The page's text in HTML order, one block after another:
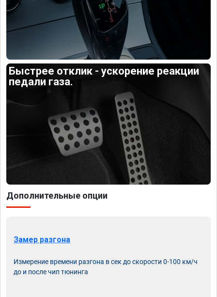
Быстрее отклик - ускорение реакции
педали газа.
Дополнительные опции
Замер разгона
Измерение времени разгона в сек до скорости 0-100 км/ч
до и после чип тюнинга